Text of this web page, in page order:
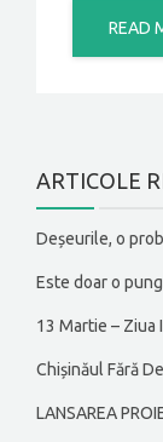
READ
ARTICOLE
Deșeurile, o
Este doar o
13 Martie –
Chișinăul Fără
LANSAREA